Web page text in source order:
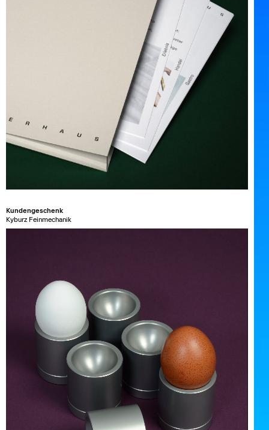
Kundengeschenk
Kyburz Feinmechanik